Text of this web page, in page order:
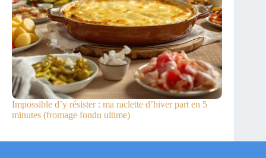
Impossible d’y résister : ma raclette d’hiver part en 5
minutes (fromage fondu ultime)